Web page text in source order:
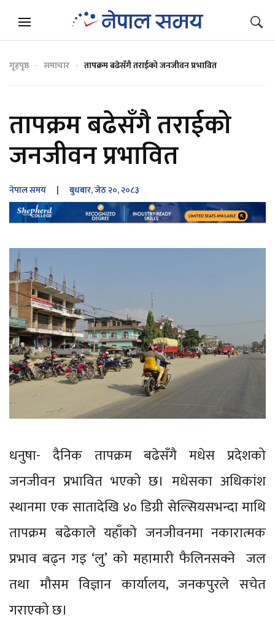
गृहपृष्ठ समाचार तापक्रम बढेसँगै तराईको जनजीवन प्रभावित
तापक्रम बढेसँगै तराईको
जनजीवन प्रभावित
नेपाल समय | बुधबार, जेठ २०, २०८३
धनुषा- दैनिक तापक्रम बढेसँगै मधेस प्रदेशको
जनजीवन प्रभावित भएको छ। मधेसका अधिकांश
स्थानमा एक सातादेखि ४० डिग्री सेल्सियसभन्दा माथि
तापक्रम बढेकाले यहाँको जनजीवनमा नकारात्मक
प्रभाव बढ्न गइ ‘लु’ को महामारी फैलिनसक्ने जल
तथा मौसम विज्ञान कार्यालय, जनकपुरले सचेत
गराएको छ।